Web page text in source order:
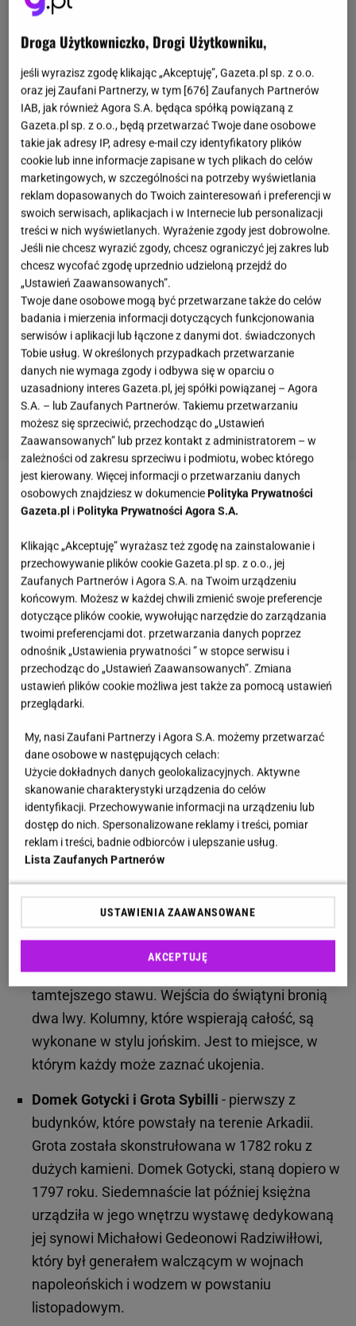
Zobacz wideoAktorzy są jak wino? Pedro Pascal, L.
Jackson, czy Jennifer Coolidge - prezentujemy
późno rozkwitłe kwiaty kina [MUSIMY O TYM
POGADAĆ]
Arkadia Heleny Radziwiłłowej. W tym parku ukoisz
skołatane myśli
Na przełomie XVIII i XIX wieku polska szlachta
pałała się kreowaniem ogrodów w stylu angielskim.
uznanie zyskiwano wśród członków wyższych sfer.
Niewątpliwą zwyciężczynią w tym nieoficjalnym
konkursie okazała się być Helena Radziwiłłowa,
któraod 1787 roku, aż do śmierci w 1821 roku,
pielęgnowała i unowocześniała plan obecnego
parku. Na ponad 14 hektarach można podziwiać nie
tylko różnorodne gatunki roślinności, ale także
ciekawe formy zabudowań, do których należy:
- najsłynniejszy budynek w
ogrodzie powstał w 1783 roku nad brzegiem
tamtejszego stawu. Wejścia do świątyni bronią
dwa lwy. Kolumny, które wspierają całość, są
wykonane w stylu jońskim. Jest to miejsce, w
którym każdy może zaznać ukojenia.
Domek Gotycki i Grota Sybilli - pierwszy z
budynków, które powstały na terenie Arkadii.
Grota została skonstrułowana w 1782 roku z
dużych kamieni. Domek Gotycki, staną dopiero w
1797 roku. Siedemnaście lat później księżna
urządziła w jego wnętrzu wystawę dedykowaną
jej synowi Michałowi Gedeonowi Radziwiłłowi,
który był generałem walczącym w wojnach
napoleońskich i wodzem w powstaniu
listopadowym.
Droga Użytkowniczko, Drogi Użytkowniku,
jeśli wyrazisz zgodę klikając „Akceptuję”, Gazeta.pl sp. z o.o.
oraz jej Zaufani Partnerzy, w tym [676] Zaufanych Partnerów
IAB, jak również Agora S.A. będąca spółką powiązaną z
Gazeta.pl sp. z o.o., będą przetwarzać Twoje dane osobowe
takie jak adresy IP, adresy e-mail czy identyfikatory plików
cookie lub inne informacje zapisane w tych plikach do celów
marketingowych, w szczególności na potrzeby wyświetlania
reklam dopasowanych do Twoich zainteresowań i preferencji w
swoich serwisach, aplikacjach i w Internecie lub personalizacji
treści w nich wyświetlanych. Wyrażenie zgody jest dobrowolne.
Jeśli nie chcesz wyrazić zgody, chcesz ograniczyć jej zakres lub
chcesz wycofać zgodę uprzednio udzieloną przejdź do
„Ustawień Zaawansowanych”.
Twoje dane osobowe mogą być przetwarzane także do celów
badania i mierzenia informacji dotyczących funkcjonowania
serwisów i aplikacji lub łączone z danymi dot. świadczonych
Tobie usług. W określonych przypadkach przetwarzanie
danych nie wymaga zgody i odbywa się w oparciu o
uzasadniony interes Gazeta.pl, jej spółki powiązanej – Agora
S.A. – lub Zaufanych Partnerów. Takiemu przetwarzaniu
możesz się sprzeciwić, przechodząc do „Ustawień
Zaawansowanych” lub przez kontakt z administratorem – w
zależności od zakresu sprzeciwu i podmiotu, wobec którego
jest kierowany. Więcej informacji o przetwarzaniu danych
osobowych znajdziesz w dokumencie Polityka Prywatności
Gazeta.pl i Polityka Prywatności Agora S.A.
Klikając „Akceptuję” wyrażasz też zgodę na zainstalowanie i
przechowywanie plików cookie Gazeta.pl sp. z o.o., jej
Zaufanych Partnerów i Agora S.A. na Twoim urządzeniu
końcowym. Możesz w każdej chwili zmienić swoje preferencje
dotyczące plików cookie, wywołując narzędzie do zarządzania
twoimi preferencjami dot. przetwarzania danych poprzez
odnośnik „Ustawienia prywatności ” w stopce serwisu i
przechodząc do „Ustawień Zaawansowanych”. Zmiana
ustawień plików cookie możliwa jest także za pomocą ustawień
przeglądarki.
My, nasi Zaufani Partnerzy i Agora S.A. możemy przetwarzać
dane osobowe w następujących celach:
Użycie dokładnych danych geolokalizacyjnych. Aktywne
skanowanie charakterystyki urządzenia do celów
identyfikacji. Przechowywanie informacji na urządzeniu lub
dostęp do nich. Spersonalizowane reklamy i treści, pomiar
reklam i treści, badnie odbiorców i ulepszanie usług.
Lista Zaufanych Partnerów
USTAWIENIA ZAAWANSOWANE
AKCEPTUJĘ